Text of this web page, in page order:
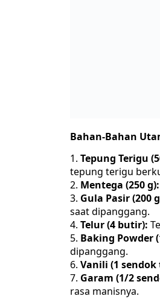
Bahan-Bahan
Tepung Terigu
tepung terigu
Mentega (250 g):
Gula Pasir (200
saat dipanggang.
Telur (4 butir):
Baking Powder
dipanggang.
Vanili (1 sendok
Garam (1/2
rasa manisnya.